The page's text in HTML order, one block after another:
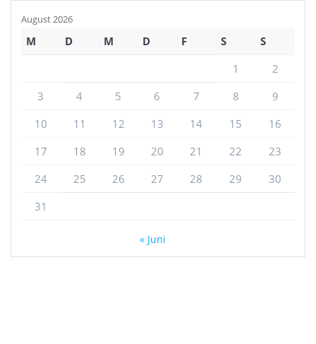
August 2026
M D M D F S
S
1
2
3
4 5 6 7 8
9
10
11 12 13 14 15
16
17
18 19 20 21 22
23
24
25 26 27 28 29
30
31
« Juni